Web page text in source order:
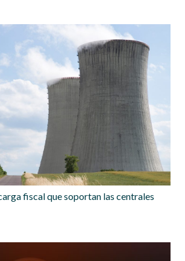
fiscal que soportan las centrales